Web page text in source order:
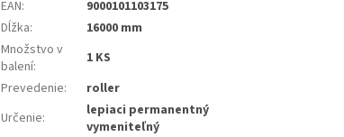
EAN:
9000101103175
Dĺžka:
16000 mm
Množstvo v
balení:
1 KS
Prevedenie:
roller
Určenie:
lepiaci permanentný
vymeniteľný